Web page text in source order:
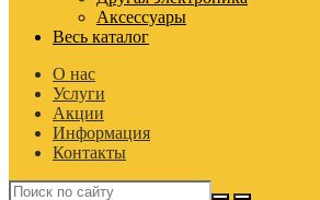
Аксессуары
Весь каталог
О нас
Услуги
Акции
Информация
Контакты